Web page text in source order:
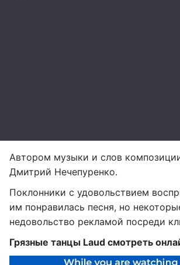
Автором музыки и слов
Дмитрий Нечепуренко.
Поклонники с удовольствием
им понравилась песня, но
недовольство рекламой посреди
Грязные танцы Laud смотреть